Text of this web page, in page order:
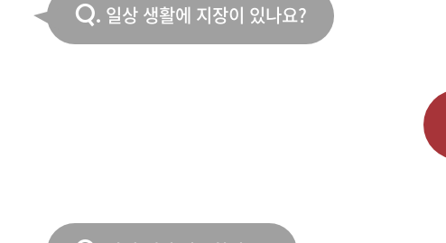
Q. 일상 생활에 지장이 있나요?